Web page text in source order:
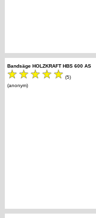
Bandsäge HOLZKRAFT HBS 600 AS
(5)
(anonym)